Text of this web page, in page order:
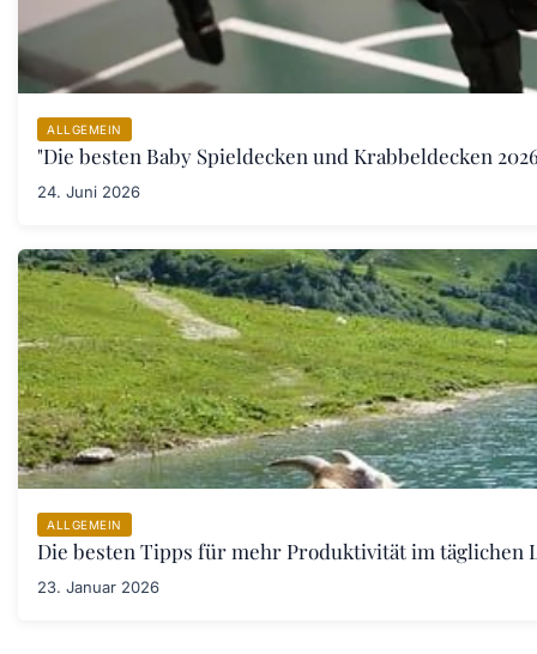
ALLGEMEIN
"Die besten Baby Spieldecken und Krabbeldecken
24. Juni 2026
ALLGEMEIN
Die besten Tipps für mehr Produktivität im täglichen
23. Januar 2026